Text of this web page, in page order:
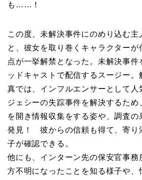
も……！
この度、未解決事件にのめり込む主
と、彼女を取り巻くキャラクターが
点が一挙解禁となった。未解決事件
ッドキャストで配信するスージー。
真では、インフルエンサーとして人
ジェシーの失踪事件を解決するため
を開き情報収集をする姿や、調査の
発見！ 彼からの信頼も得て、寄り
子が確認できる。
他にも、インターン先の保安官事務
方不明になったことを知る様子や、